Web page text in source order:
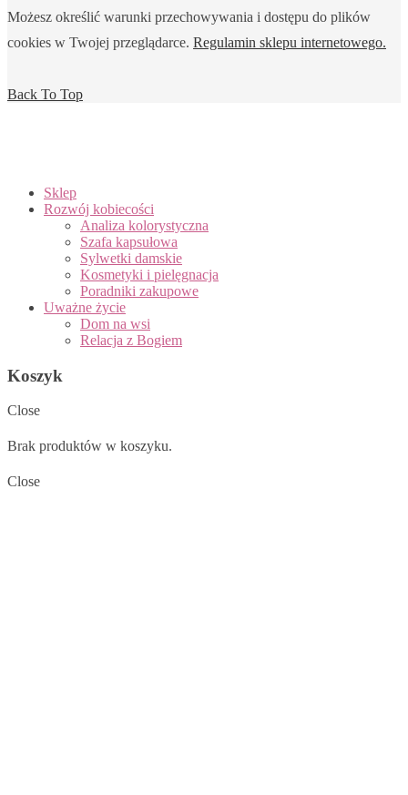
Możesz określić warunki przechowywania i dostępu do plików
cookies w Twojej przeglądarce. Regulamin sklepu internetowego.
Back To Top
Sklep
Rozwój kobiecości
Analiza kolorystyczna
Szafa kapsułowa
Sylwetki damskie
Kosmetyki i pielęgnacja
Poradniki zakupowe
Uważne życie
Dom na wsi
Relacja z Bogiem
Koszyk
Close
Brak produktów w koszyku.
Close